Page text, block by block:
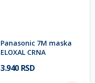
Panasonic 7M maska
ELOXAL CRNA
Thea ULTIMA Modular
3.940 RSD